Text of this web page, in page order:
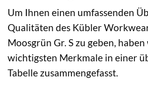
Um Ihnen einen umfassenden
Qualitäten des Kübler
Moosgrün Gr. S zu geben,
wichtigsten Merkmale in einer
Tabelle zusammengefasst.